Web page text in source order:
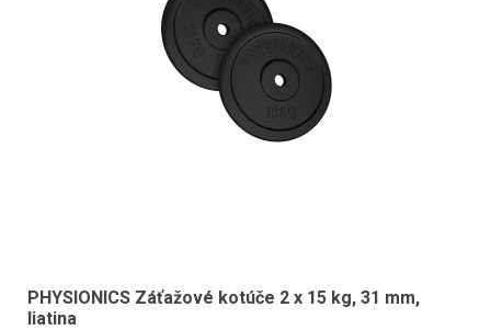
PHYSIONICS Záťažové kotúče 2 x 15 kg, 31 mm,
liatina